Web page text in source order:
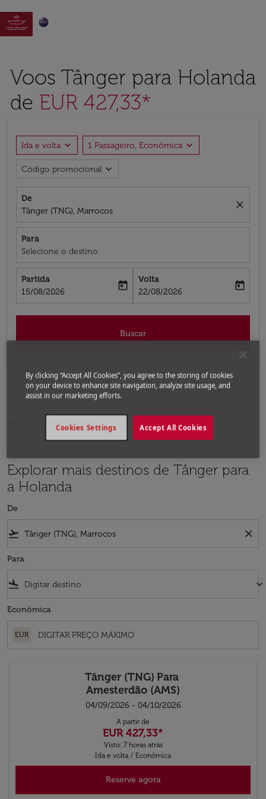

Voos Tânger para Holanda
de EUR 427,33*
Ida e volta expand_more 1 Passageiro, Econômica expand_more
Código promocional expand_more
De
Tânger (TNG), Marrocos
close
Para
Selecione o destino
Partida
fc-booking-departure-date-aria-label
15/08/2026
today
Volta
fc-booking-return-date-aria-label
22/08/2026
today
Buscar
Voos Tânger - Holanda
Explorar mais destinos de Tânger para
a Holanda
De
flight_takeoff close
Para
flight_land keyboard_arrow_down
Econômica
EUR
Tânger (TNG) Para
Amesterdão (AMS)
04/09/2026 - 04/10/2026
A partir de
EUR 427,33*
Visto: 7 horas atrás
Ida e volta / Econômica
Reserve agora
By clicking “Accept All Cookies”, you agree to the storing of cookies
on your device to enhance site navigation, analyze site usage, and
assist in our marketing efforts.
Accept All Cookies
Cookies Settings